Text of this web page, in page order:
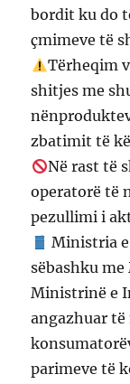
bordit ku do
çmimeve të
Tërheqim
shitjes me
zbatimit të
Në rast të
operatorë të
pezullimi i
Ministria
sëbashku
Ministrinë e
angazhuar
parimeve të